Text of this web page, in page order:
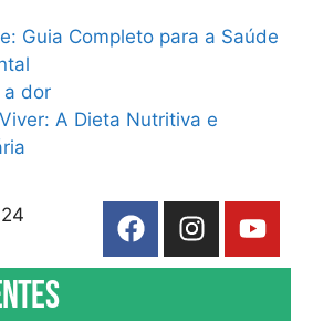
Guia Completo para a Saúde
a dor
A Dieta Nutritiva e